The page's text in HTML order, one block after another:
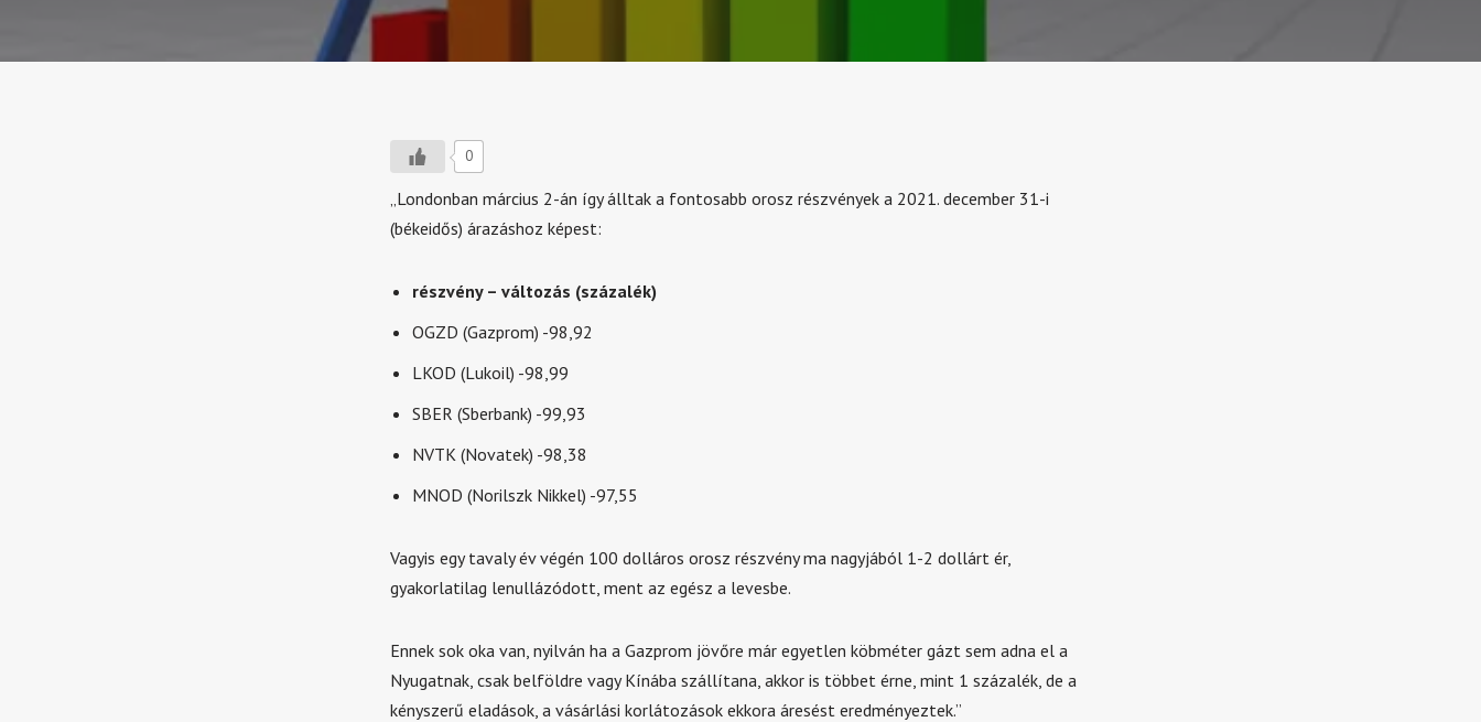
0
„Londonban március 2-án így álltak a fontosabb orosz részvények a 2021. december 31-i
(békeidős) árazáshoz képest:
részvény – változás (százalék)
OGZD (Gazprom) -98,92
LKOD (Lukoil) -98,99
SBER (Sberbank) -99,93
NVTK (Novatek) -98,38
MNOD (Norilszk Nikkel) -97,55
Vagyis egy tavaly év végén 100 dolláros orosz részvény ma nagyjából 1-2 dollárt ér,
gyakorlatilag lenullázódott, ment az egész a levesbe.
Ennek sok oka van, nyilván ha a Gazprom jövőre már egyetlen köbméter gázt sem adna el a
Nyugatnak, csak belföldre vagy Kínába szállítana, akkor is többet érne, mint 1 százalék, de a
kényszerű eladások, a vásárlási korlátozások ekkora áresést eredményeztek.”